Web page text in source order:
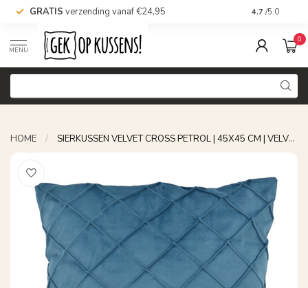
GRATIS verzending vanaf €24,95 Voor 16.00
4.7 /5.0
MENU
0
HOME / SIERKUSSEN VELVET CROSS PETROL | 45X45 CM | VELVET/POLYESTER